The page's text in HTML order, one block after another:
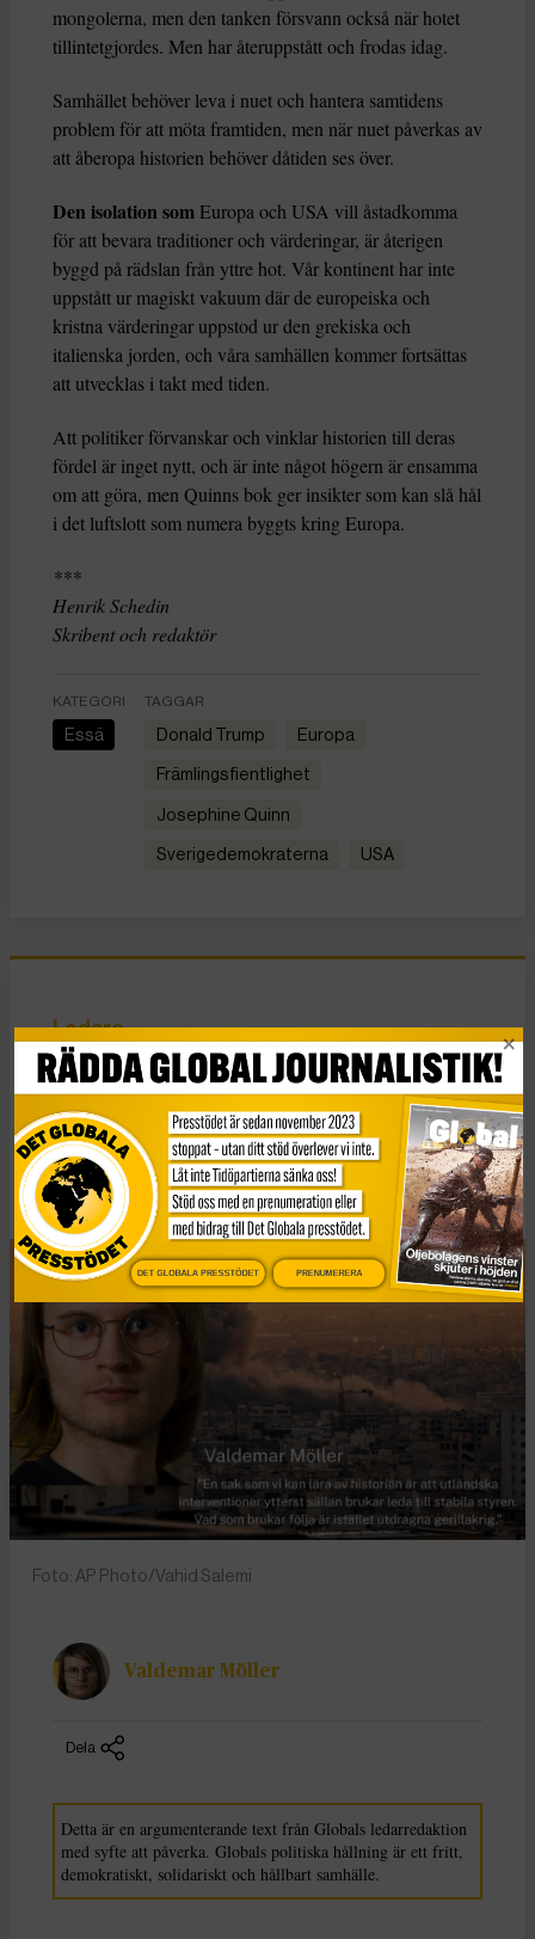
mongolerna, men den tanken försvann också när hotet
tillintetgjordes. Men har återuppstått och frodas idag.
Samhället behöver leva i nuet och hantera samtidens
problem för att möta framtiden, men när nuet påverkas av
att åberopa historien behöver dåtiden ses över.
Den isolation somEuropa och USA vill åstadkomma
för att bevara traditioner och värderingar, är återigen
byggd på rädslan från yttre hot. Vår kontinent har inte
uppstått ur magiskt vakuum där de europeiska och
kristna värderingar uppstod ur den grekiska och
italienska jorden, och våra samhällen kommer fortsättas
att utvecklas i takt med tiden.
Att politiker förvanskar och vinklar historien till deras
fördel är inget nytt, och är inte något högern är ensamma
om att göra, men Quinns bok ger insikter som kan slå hål
i det luftslott som numera byggts kring Europa.
***
Henrik Schedin
Skribent och redaktör
KATEGORI
Essä
TAGGAR
Donald Trump Europa
Främlingsfientlighet
Josephine Quinn
Sverigedemokraterna USA
Ledare
Trump har öppnat
Pandoras ask i Iran
Publicerad 5 mars, 2026 4 min lästid
Foto: AP Photo/Vahid Salemi
Valdemar Möller
Dela
Detta är en argumenterande text från Globals ledarredaktion
med syfte att påverka. Globals politiska hållning är ett fritt,
demokratiskt, solidariskt och hållbart samhälle.
DET GLOBALA PRESSTÖDET PRENUMERERA